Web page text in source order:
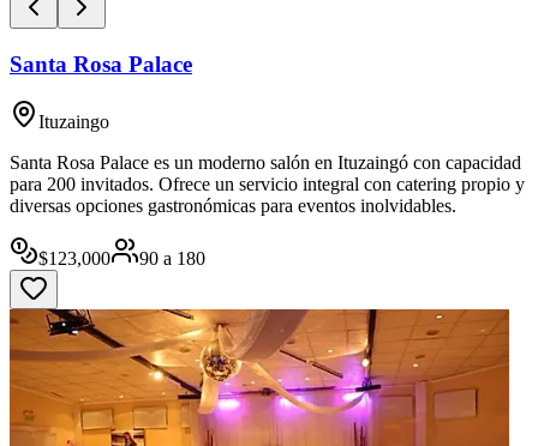
Santa Rosa Palace
Ituzaingo
Santa Rosa Palace es un moderno salón en Ituzaingó con capacidad
para 200 invitados. Ofrece un servicio integral con catering propio y
diversas opciones gastronómicas para eventos inolvidables.
$123,000 90 a 180